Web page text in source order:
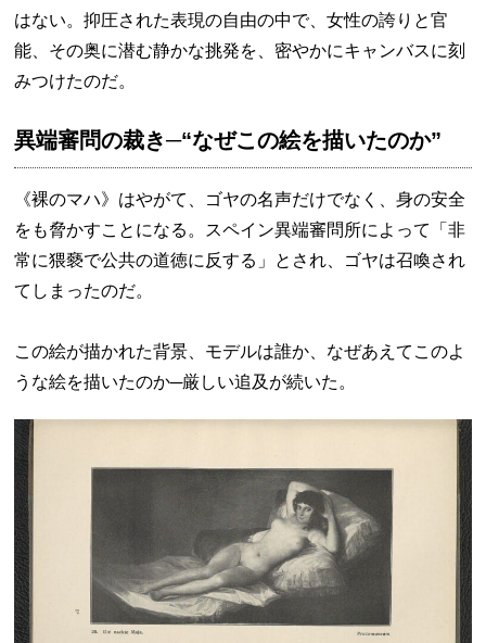
はない。抑圧された表現の自由の中で、女性の誇りと官
能、その奥に潜む静かな挑発を、密やかにキャンバスに刻
みつけたのだ。
異端審問の裁き─“なぜこの絵を描いたのか”
《裸のマハ》はやがて、ゴヤの名声だけでなく、身の安全
をも脅かすことになる。スペイン異端審問所によって「非
常に猥褻で公共の道徳に反する」とされ、ゴヤは召喚され
てしまったのだ。
この絵が描かれた背景、モデルは誰か、なぜあえてこのよ
うな絵を描いたのか─厳しい追及が続いた。